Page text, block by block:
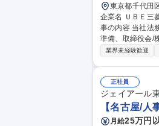
東京都千代田
企業名 ＵＢＥ三菱セメント株式会社 求人名 【東京/
事の内容 当社法
準備、取締役会/株主総会の対
&A等）：基本
んで対応。 【
務を取りまとめる課長級、副部長級 等 募集職種
可
業界未経験歓迎
正社員
ジェイアール
【名古屋/
月給25万円